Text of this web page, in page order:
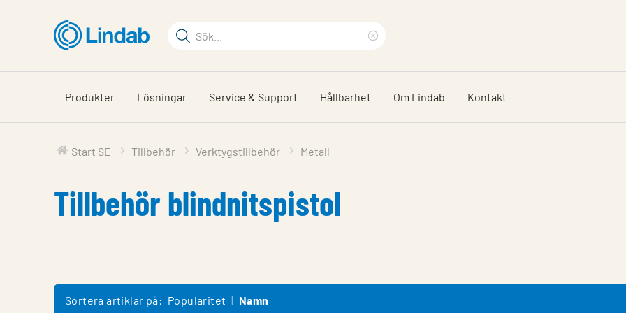
huvudinnehållet
Sökord
på
sajten
sökfras
Produkter Lösningar Service & Support Hållbarhet Om Lindab Kontakt
Start SE Tillbehör Verktygstillbehör Metall
Tillbehör blindnitspistol
Sortera artiklar på: Popularitet Namn